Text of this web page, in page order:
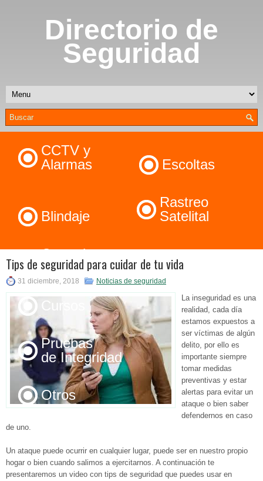
Directorio de
Seguridad
CCTV y
Alarmas
Escoltas
Blindaje
Rastreo
Satelital
Control
de Acceso
Pruebas
de Integridad
Otros
Tips de seguridad para cuidar de tu vida
31 diciembre, 2018 Noticias de seguridad
La inseguridad es una
realidad, cada día
estamos expuestos a
ser víctimas de algún
delito, por ello es
importante siempre
tomar medidas
preventivas y estar
alertas para evitar un
ataque o bien saber
defendernos en caso
de uno.
Un ataque puede ocurrir en cualquier lugar, puede ser en nuestro propio
hogar o bien cuando salimos a ejercitarnos. A continuación te
presentaremos un video con tips de seguridad que puedes usar en